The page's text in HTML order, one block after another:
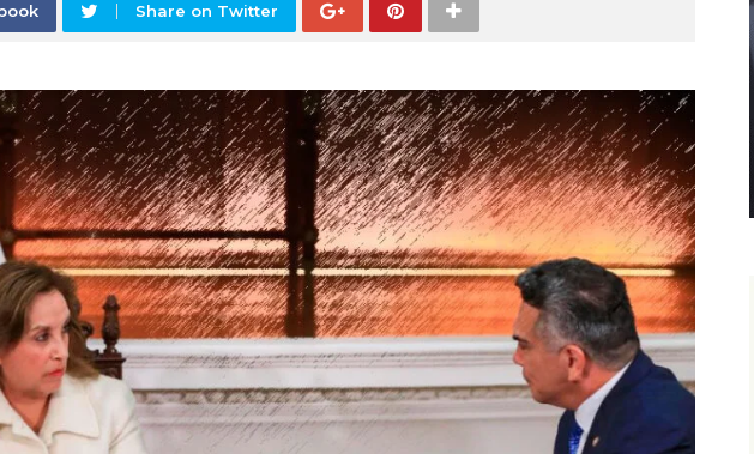
Share on Twitter